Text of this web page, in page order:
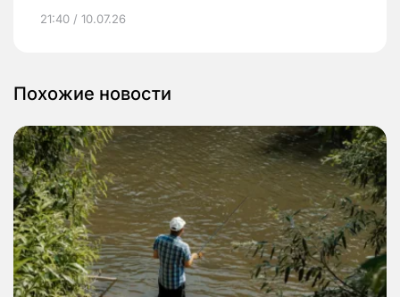
21:40 / 10.07.26
Похожие новости